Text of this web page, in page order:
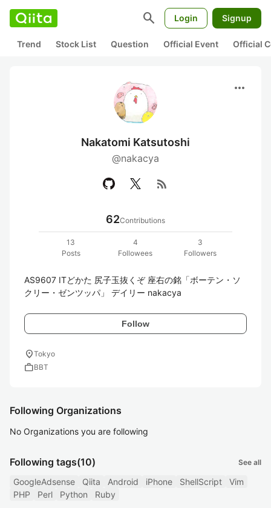
search Login Signup
Trend Stock List Question Official Event Official
more_horiz
Nakatomi Katsutoshi
@nakacya
rss_feed
62Contributions
13
Posts
4
Followees
3
Followers
AS9607 ITどかた 尻子玉抜くぞ 座右の銘「ボーテン・ソ
クリー・ゼンツッパ」 デイリー nakacya
Follow
location_onTokyo
workBBT
Following Organizations
No Organizations you are following
Following tags(10) See all
GoogleAdsense Qiita Android iPhone ShellScript
Vim
PHP
Perl Python Ruby